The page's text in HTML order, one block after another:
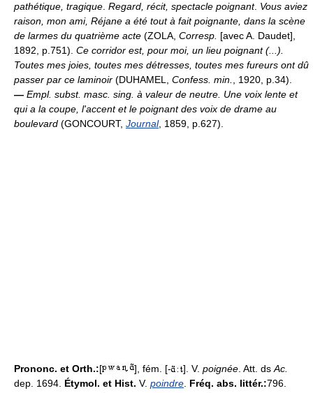
pathétique, tragique. Regard, récit, spectacle poignant. Vous aviez
raison, mon ami, Réjane a été tout à fait poignante, dans la scène
de larmes du quatrième acte (ZOLA, Corresp. [avec A. Daudet],
1892, p.751). Ce corridor est, pour moi, un lieu poignant (...).
Toutes mes joies, toutes mes détresses, toutes mes fureurs ont dû
passer par ce laminoir (DUHAMEL, Confess. min., 1920, p.34).
— Empl. subst. masc. sing. à valeur de neutre. Une voix lente et
qui a la coupe, l'accent et le poignant des voix de drame au
boulevard (GONCOURT, Journal, 1859, p.627).
Prononc. et Orth.:[ ], fém. [- ]. V. poignée. Att. dsAc.
dep. 1694. Étymol. et Hist. V. poindre. Fréq. abs. littér.:796.